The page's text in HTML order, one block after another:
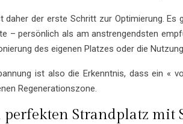
daher der erste Schritt zur Optimierung. Es
– persönlich als am anstrengendsten
des eigenen Platzes oder die
ist also die Erkenntnis, dass ein «
Regenerationszone.
Strandplatz mit